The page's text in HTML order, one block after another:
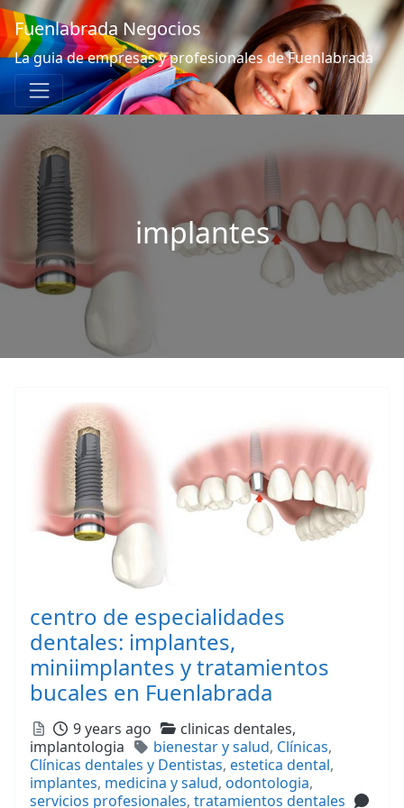
Fuenlabrada Negocios
La guia de empresas y profesionales de Fuenlabrada
implantes
centro de especialidades
dentales: implantes,
miniimplantes y tratamientos
bucales en Fuenlabrada
Posted
9 years ago Categories
clinicas dentales,
implantologia
Tags
bienestar y salud, Clínicas,
Clínicas dentales y Dentistas, estetica dental,
implantes, medicina y salud, odontologia,
servicios profesionales, tratamientos dentales